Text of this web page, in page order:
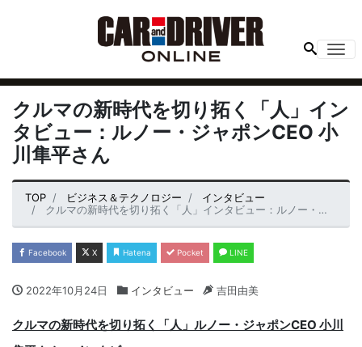
クルマの新時代を切り拓く「人」イン
タビュー：ルノー・ジャポンCEO 小
川隼平さん
TOP ビジネス＆テクノロジー
インタビュー
クルマの新時代を切り拓く「人」インタビュー：ルノー・ジャポンCEO 小川隼平さん
Facebook X Hatena Pocket LINE
2022年10月24日 インタビュー 吉田由美
クルマの新時代を切り拓く「人」ルノー・ジャポンCEO 小川